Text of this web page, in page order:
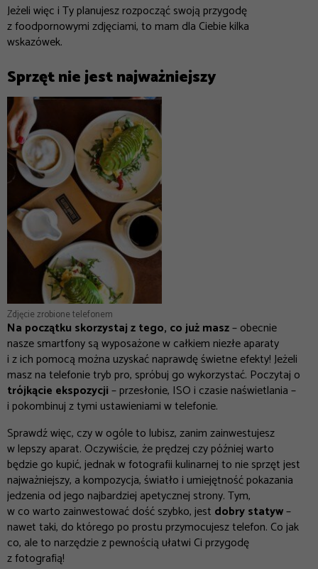
Jeżeli więc i Ty planujesz rozpocząć swoją przygodę
z foodpornowymi zdjęciami, to mam dla Ciebie kilka
wskazówek.
Sprzęt nie jest najważniejszy
Zdjęcie zrobione telefonem
Na początku skorzystaj z tego, co już masz– obecnie
nasze smartfony są wyposażone w całkiem niezłe aparaty
i z ich pomocą można uzyskać naprawdę świetne efekty! Jeżeli
masz na telefonie tryb pro, spróbuj go wykorzystać. Poczytaj o
trójkącie ekspozycji– przesłonie, ISO i czasie naświetlania –
i pokombinuj z tymi ustawieniami w telefonie.
Sprawdź więc, czy w ogóle to lubisz, zanim zainwestujesz
w lepszy aparat. Oczywiście, że prędzej czy później warto
będzie go kupić, jednak w fotografii kulinarnej to nie sprzęt jest
najważniejszy, a kompozycja, światło i umiejętność pokazania
jedzenia od jego najbardziej apetycznej strony. Tym,
w co warto zainwestować dość szybko, jest dobry statyw–
nawet taki, do którego po prostu przymocujesz telefon. Co jak
co, ale to narzędzie z pewnością ułatwi Ci przygodę
z fotografią!